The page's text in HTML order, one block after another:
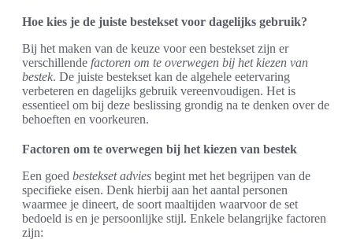
Hoe kies je de juiste bestekset voor dagelijks gebruik?
Bij het maken van de keuze voor een bestekset zijn er
verschillende factoren om te overwegen bij het kiezen van
bestek. De juiste bestekset kan de algehele eetervaring
verbeteren en dagelijks gebruik vereenvoudigen. Het is
essentieel om bij deze beslissing grondig na te denken over de
behoeften en voorkeuren.
Factoren om te overwegen bij het kiezen van bestek
Een goed bestekset advies begint met het begrijpen van de
specifieke eisen. Denk hierbij aan het aantal personen
waarmee je dineert, de soort maaltijden waarvoor de set
bedoeld is en je persoonlijke stijl. Enkele belangrijke factoren
zijn: